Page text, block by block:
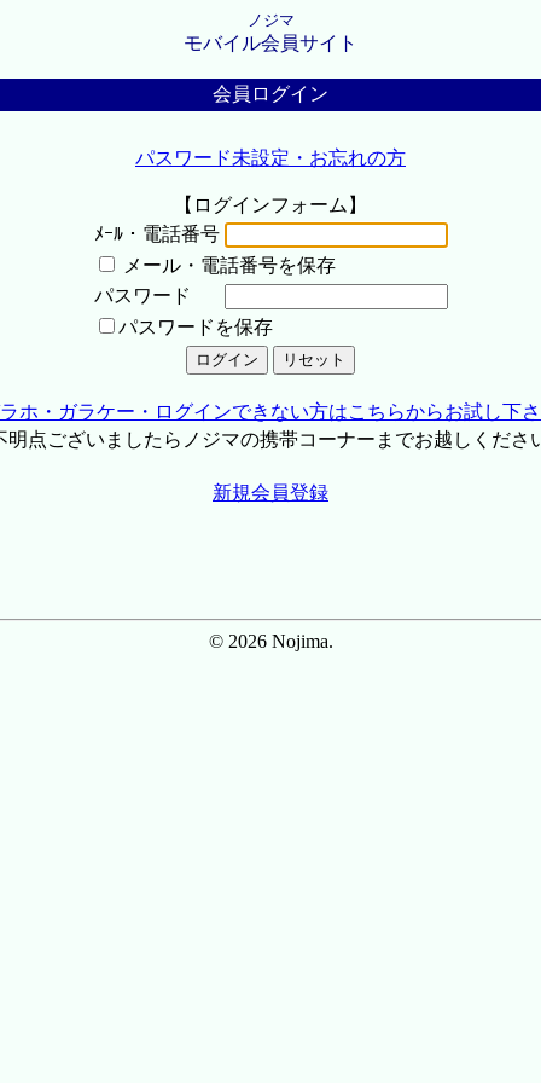
ノジマ
モバイル会員サイト
会員ログイン
パスワード未設定・お忘れの方
【ログインフォーム】
ﾒｰﾙ・電話番号
メール・電話番号を保存
パスワード
パスワードを保存
ホ・ガラケー・ログインできない方はこちらからお試し下
点ございましたらノジマの携帯コーナーまでお越しくださ
新規会員登録
© 2026 Nojima.